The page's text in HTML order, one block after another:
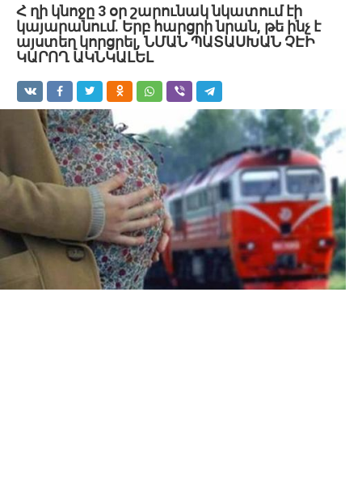
Հ ղի կնոջը 3 օր շարունակ նկատում էի
կայարանում. Երբ հարցրի նրան, թե ինչ է
այստեղ կորցրել, ՆՄԱՆ ՊԱՏԱՍԽԱՆ ՉԷԻ
ԿԱՐՈՂ ԱԿՆԿԱԼԵԼ